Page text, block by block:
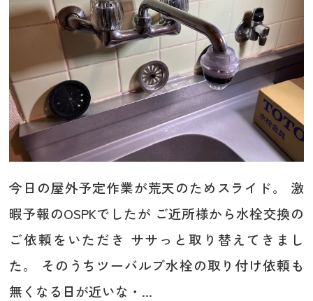
今日の屋外予定作業が荒天のためスライド。 激
暇予報のOSPKでしたが ご近所様から水栓交換の
ご依頼をいただき ササっと取り替えてきまし
た。 そのうちツーバルブ水栓の取り付け依頼も
無くなる日が近いな・...